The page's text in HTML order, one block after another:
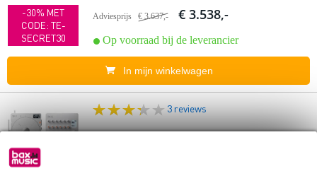
-30% MET
CODE: TE-
SECRET30
Adviesprijs € 3.637,- € 3.538,-
Op voorraad bij de leverancier
In mijn winkelwagen
3 reviews